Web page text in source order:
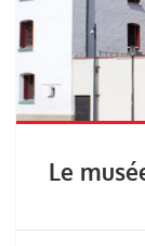
Le